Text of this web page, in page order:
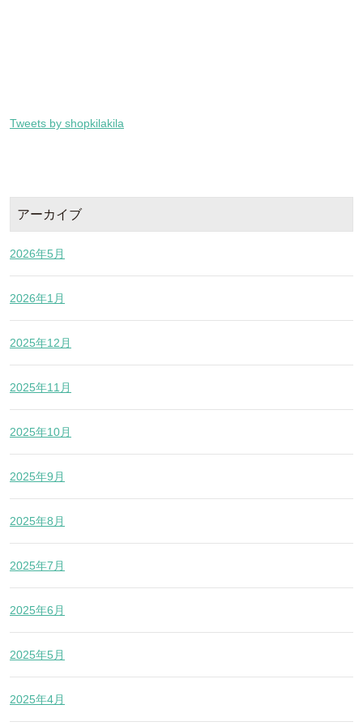
Tweets by shopkilakila
アーカイブ
2026年5月
2026年1月
2025年12月
2025年11月
2025年10月
2025年9月
2025年8月
2025年7月
2025年6月
2025年5月
2025年4月